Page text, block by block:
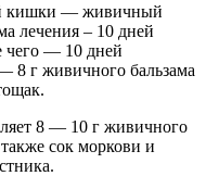
кишки — живичный
лечения – 10 дней
чего — 10 дней
8 г живичного бальзама
8 — 10 г живичного
сок моркови и